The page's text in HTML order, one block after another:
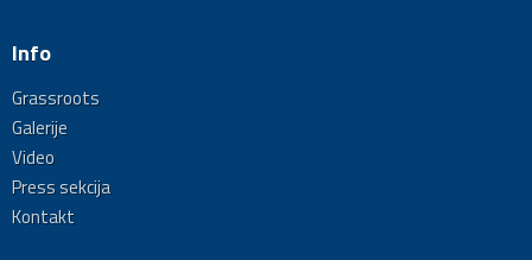
Info
Grassroots
Galerije
Video
Press sekcija
Kontakt